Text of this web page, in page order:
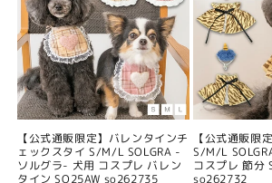
【公式通販限定】バレンタインチ
ェックスタイ S/M/L SOLGRA -
ソルグラ- 犬用 コスプレ バレン
タイン SO25AW so262735
【公式通販限
S/M/L
コスプレ 節分
so262732